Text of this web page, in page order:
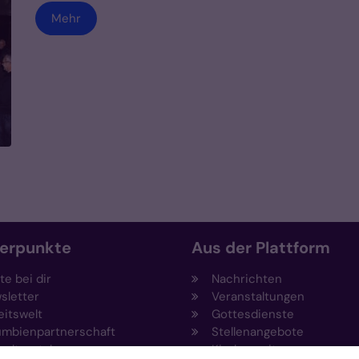
Mehr
bei dir
Aus der Plattform
Nachrichten
Veranstaltungen
Gottesdienste
Stellenangebote
Kirchenzeitung